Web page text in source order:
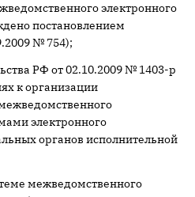
электронного
постановлением
№ 754);
РФ от 02.10.2009 № 1403-р
к организации
электронного
органов исполнительной
межведомственного